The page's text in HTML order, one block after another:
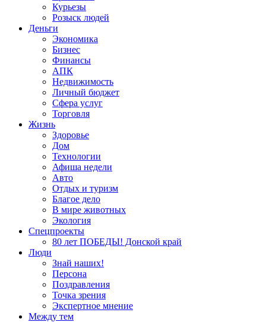
Курьезы
Розыск людей
Деньги
Экономика
Бизнес
Финансы
АПК
Недвижимость
Личный бюджет
Сфера услуг
Торговля
Жизнь
Здоровье
Дом
Технологии
Афиша недели
Авто
Отдых и туризм
Благое дело
В мире животных
Экология
Спецпроекты
80 лет ПОБЕДЫ! Донской край
Люди
Знай наших!
Персона
Поздравления
Точка зрения
Экспертное мнение
Между тем